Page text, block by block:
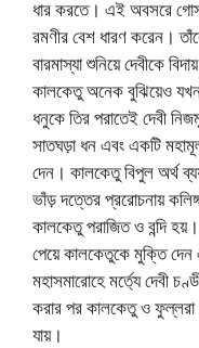
ধার করতে। এই অবসরে
রমণীর বেশ ধারণ করেন।
বারমাস্যা শুনিয়ে দেবীকে
কালকেতু অনেক বুঝিয়েও যখন
ধনুকে তির পরাতেই দেবী
সাতঘড়া ধন এবং একটি
দেন। কালকেতু বিপুল অর্থ
ভাঁড় দত্তের প্ররােচনায়
কালকেতু পরাজিত ও বন্দি
পেয়ে কালকেতুকে মুক্তি দেন
মহাসমারােহে মর্ত্যে দেবী
করার পর কালকেতু ও ফুল্লরা
যায়।